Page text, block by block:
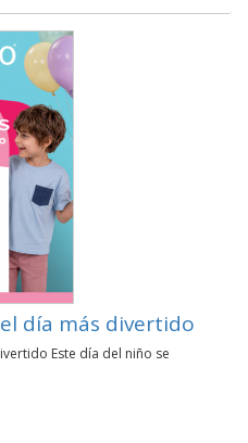
día más divertido
Este día del niño se